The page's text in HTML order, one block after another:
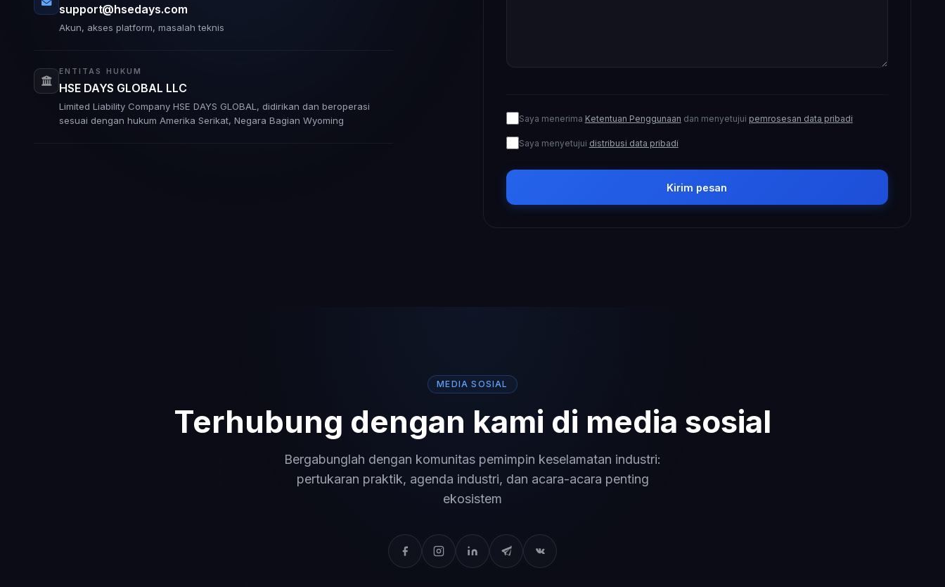
support@hsedays.com
Akun, akses platform, masalah teknis
ENTITAS HUKUM
HSE DAYS GLOBAL LLC
Limited Liability Company HSE DAYS GLOBAL, didirikan dan beroperasi
sesuai dengan hukum Amerika Serikat, Negara Bagian Wyoming
Saya menerima Ketentuan Penggunaan dan menyetujui pemrosesan data pribadi
Saya menyetujui distribusi data pribadi
Kirim pesan
MEDIA SOSIAL
Terhubung dengan kami di media sosial
Bergabunglah dengan komunitas pemimpin keselamatan industri:
pertukaran praktik, agenda industri, dan acara-acara penting
ekosistem